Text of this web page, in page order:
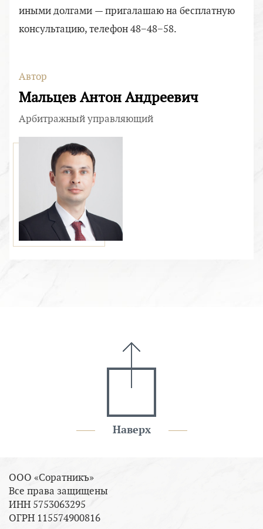
иными долгами — пригалашаю на бесплатную
консультацию, телефон 48−48−58.
Автор
Мальцев Антон Андреевич
Арбитражный управляющий
Наверх
ООО «Соратникъ»
Все права защищены
ИНН 5753063295
ОГРН 115574900816